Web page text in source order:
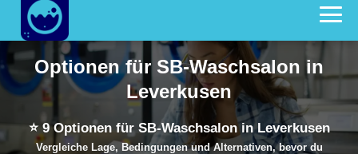
Optionen für SB-Waschsalon in
Leverkusen
⭐ 9Optionen für SB-Waschsalon in Leverkusen
Vergleiche Lage, Bedingungen und Alternativen, bevor du